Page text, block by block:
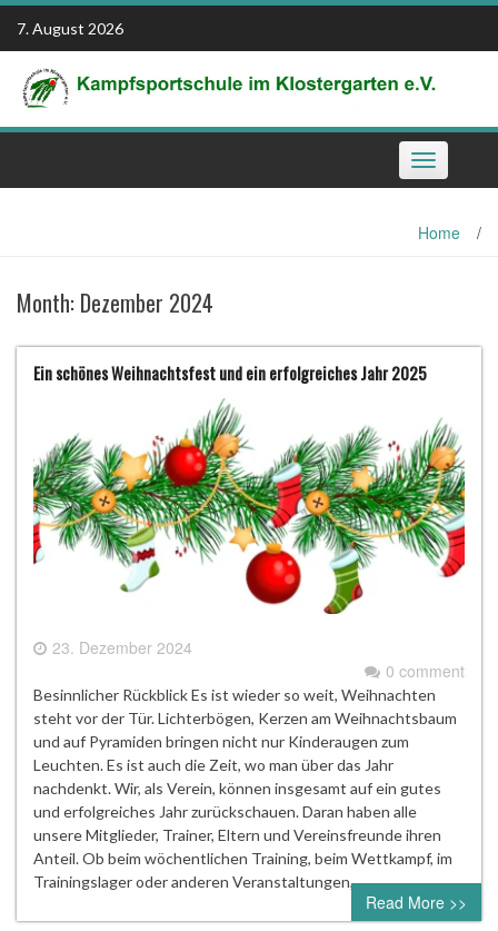
Skip
content
7. August 2026
Toggle
navigation
Home /
Month: Dezember 2024
Ein schönes Weihnachtsfest und ein erfolgreiches Jahr 2025
23. Dezember 2024
0 comment
Besinnlicher Rückblick Es ist wieder so weit, Weihnachten
steht vor der Tür. Lichterbögen, Kerzen am Weihnachtsbaum
und auf Pyramiden bringen nicht nur Kinderaugen zum
Leuchten. Es ist auch die Zeit, wo man über das Jahr
nachdenkt. Wir, als Verein, können insgesamt auf ein gutes
und erfolgreiches Jahr zurückschauen. Daran haben alle
unsere Mitglieder, Trainer, Eltern und Vereinsfreunde ihren
Anteil. Ob beim wöchentlichen Training, beim Wettkampf, im
Trainingslager oder anderen Veranstaltungen,…
Read More >>